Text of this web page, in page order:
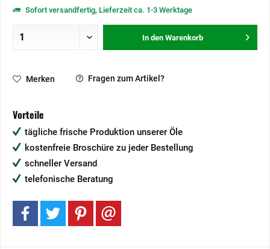
Sofort versandfertig, Lieferzeit ca. 1-3 Werktage
In den Warenkorb
Merken Fragen zum Artikel?
Vorteile
tägliche frische Produktion unserer Öle
kostenfreie Broschüre zu jeder Bestellung
schneller Versand
telefonische Beratung